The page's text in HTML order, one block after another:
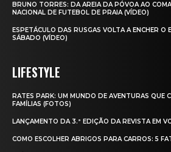
BRUNO TORRES: DA AREIA DA PÓVOA AO
NACIONAL DE FUTEBOL DE PRAIA (VÍDEO)
ESPETÁCULO DAS RUSGAS VOLTA A ENCHER
SÁBADO (VÍDEO)
LIFESTYLE
RATES PARK: UM MUNDO DE AVENTURAS QUE
FAMÍLIAS (FOTOS)
LANÇAMENTO DA 3.ª EDIÇÃO DA REVISTA EM
COMO ESCOLHER ABRIGOS PARA CARROS: 5